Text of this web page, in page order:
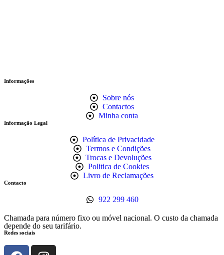
Informações
Sobre nós
Contactos
Minha conta
Informação Legal
Política de Privacidade
Termos e Condições
Trocas e Devoluções
Politica de Cookies
Livro de Reclamações
Contacto
922 299 460
Chamada para número fixo ou móvel nacional. O custo da chamada
depende do seu tarifário.
Redes sociais